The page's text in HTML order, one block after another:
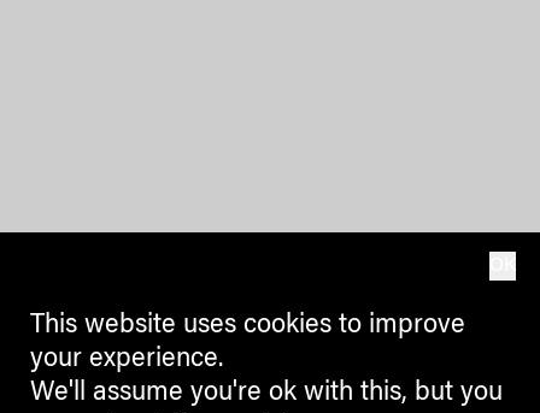
This website uses cookies to improve
your experience.
We'll assume you're ok with this, but you